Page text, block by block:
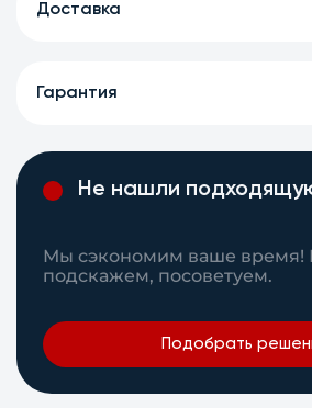
Доставка
Гарантия
Не нашли
Мы сэкономим ваше
подскажем, посоветуем.
Подобрать